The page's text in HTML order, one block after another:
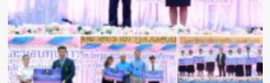
มือ
แพทย์
และ
อุปกรณ์
การ
แพทย์